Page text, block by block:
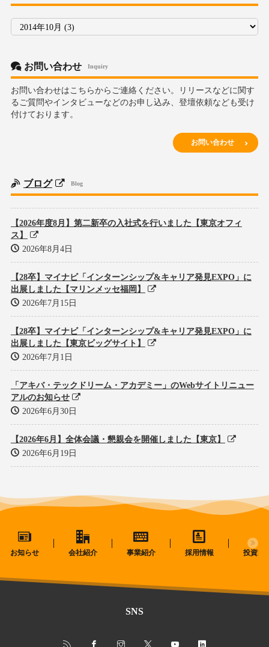
ア
カ
お問い合わせ Inquiry
お問い合わせはこちらからご連絡ください。リリースなどに関す
るご質問やインタビューなどのお申し込み、登壇依頼なども受け
付けております。
お問い合わせ
ブログ Blog
【2026年度8月】第二新卒の入社式を行いました【東京オフィ
ス】
2026年8月4日
【28卒】マイナビ「インターンシップ&キャリア発見EXPO」に
出展しました【マリンメッセ福岡】
2026年7月15日
【28卒】マイナビ「インターンシップ&キャリア発見EXPO」に
出展しました【東京ビッグサイト】
2026年7月1日
「アキバ・テックドリーム・アカデミー」のWebサイトリニュー
アルのお知らせ
2026年6月30日
【2026年6月】全体会議・懇親会を開催しました【東京】
2026年6月19日
お知らせ 会社紹介 事業紹介 採用情報 投資家
SNS